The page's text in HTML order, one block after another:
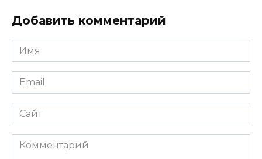
Добавить комментарий
Имя
*
Email
*
Сайт
Комментарий